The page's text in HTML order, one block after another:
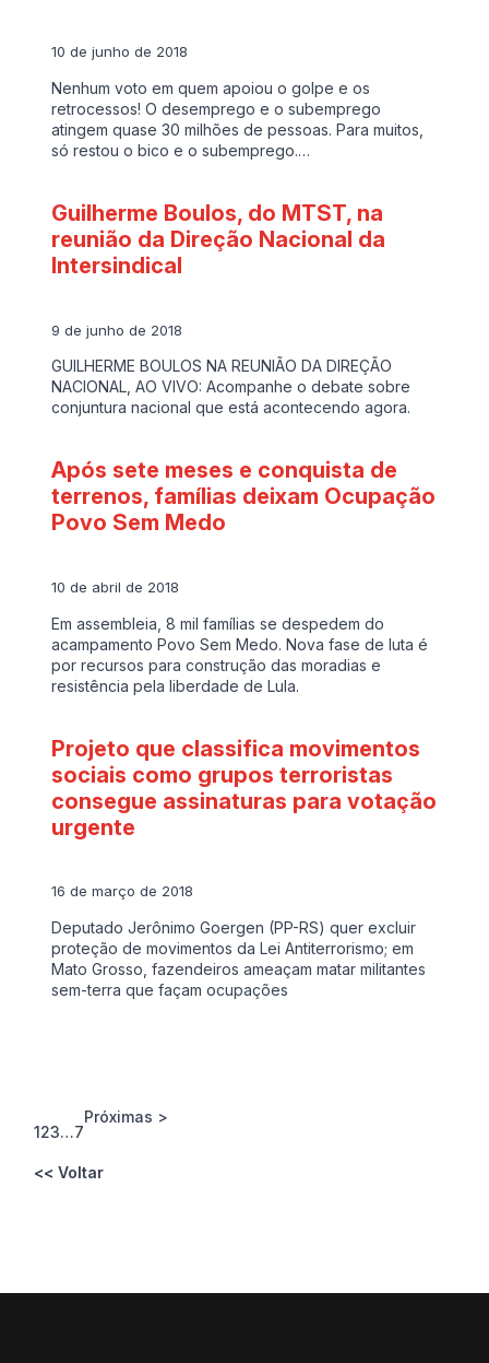
10 de junho de 2018
Nenhum voto em quem apoiou o golpe e os
retrocessos! O desemprego e o subemprego
atingem quase 30 milhões de pessoas. Para muitos,
só restou o bico e o subemprego.…
Guilherme Boulos, do MTST, na
reunião da Direção Nacional da
Intersindical
9 de junho de 2018
GUILHERME BOULOS NA REUNIÃO DA DIREÇÃO
NACIONAL, AO VIVO: Acompanhe o debate sobre
conjuntura nacional que está acontecendo agora.
Após sete meses e conquista de
terrenos, famílias deixam Ocupação
Povo Sem Medo
10 de abril de 2018
Em assembleia, 8 mil famílias se despedem do
acampamento Povo Sem Medo. Nova fase de luta é
por recursos para construção das moradias e
resistência pela liberdade de Lula.
Projeto que classifica movimentos
sociais como grupos terroristas
consegue assinaturas para votação
urgente
16 de março de 2018
Deputado Jerônimo Goergen (PP-RS) quer excluir
proteção de movimentos da Lei Antiterrorismo; em
Mato Grosso, fazendeiros ameaçam matar militantes
sem-terra que façam ocupações
123…7
Próximas >
<< Voltar